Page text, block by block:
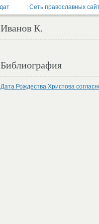
Иванов К.
Библиография
Дата Рождества Христова